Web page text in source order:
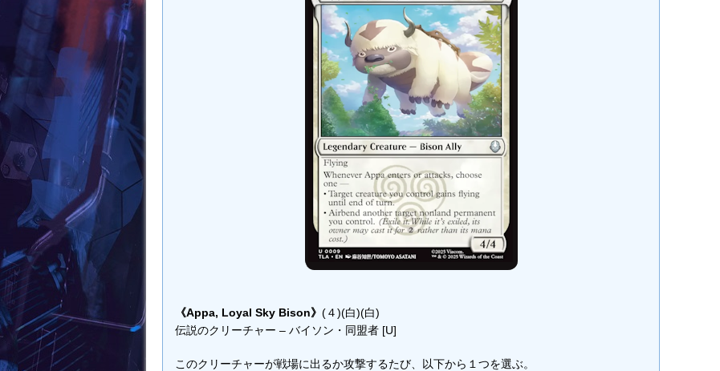
《Appa, Loyal Sky Bison》 (４)(白)(白)
伝説のクリーチャー – バイソン・同盟者 [U]
このクリーチャーが戦場に出るか攻撃するたび、以下から１つを選ぶ。